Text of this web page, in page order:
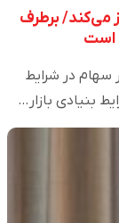
می‌کند/ برطرف
است
سهام در شرایط
بنیادی بازار…